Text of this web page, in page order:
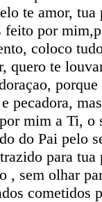
te amor, tua
por
coloco
quero te
pecadora,
mim a Ti, o
do Pai pelo
para tua
, sem olhar
cometidos